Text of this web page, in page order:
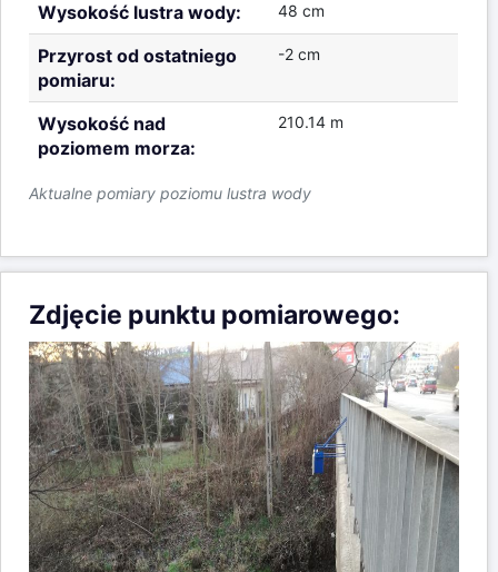
Aktualne pomiary poziomu lustra wody
Wysokość lustra wody: 48 cm
Przyrost od ostatniego
pomiaru:
-2 cm
Wysokość nad
poziomem morza:
210.14 m
Zdjęcie punktu pomiarowego: